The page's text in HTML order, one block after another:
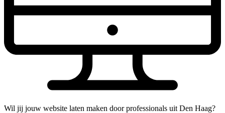
Wil jij jouw website laten maken door professionals uit Den Haag?